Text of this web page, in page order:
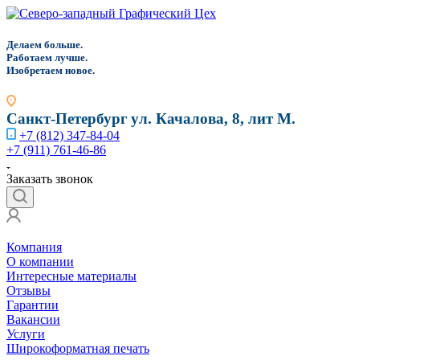
Делаем больше.
Работаем лучше.
Изобретаем новое.
Санкт-Петербургул. Качалова, 8, лит М.
+7 (812) 347-84-04
+7 (911) 761-46-86
Заказать звонок
Компания
О компании
Интересные материалы
Отзывы
Гарантии
Вакансии
Услуги
Широкоформатная печать